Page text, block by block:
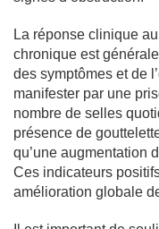
La réponse clinique
chronique est
des symptômes et de
manifester par une
nombre de selles
présence de
qu’une augmentation
Ces indicateurs
amélioration globale